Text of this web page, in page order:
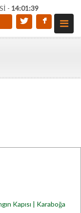
- 14:01:39
Kapısı | Karaboğa